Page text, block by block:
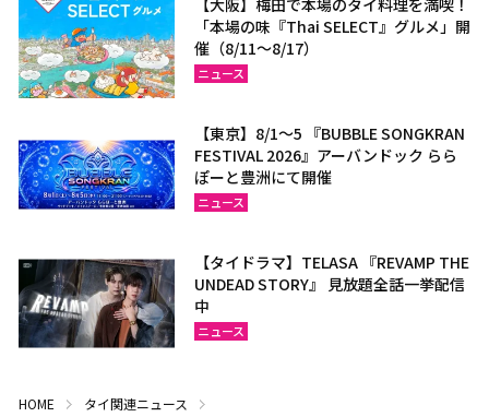
「本場の味『Thai SELECT』グルメ」開
催（8/11～8/17）
ニュース
【東京】8/1～5 『BUBBLE SONGKRAN
FESTIVAL 2026』アーバンドック らら
ぽーと豊洲にて開催
ニュース
【タイドラマ】TELASA 『REVAMP THE
UNDEAD STORY』 見放題全話一挙配信
中
ニュース
HOME タイ関連ニュース